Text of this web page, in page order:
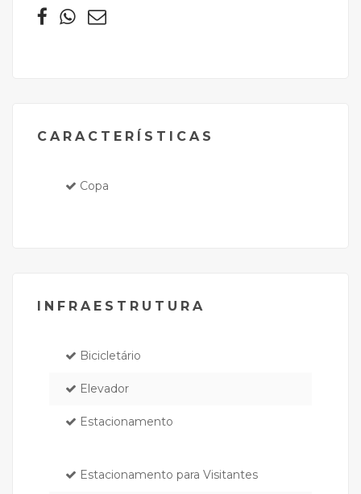
CARACTERÍSTICAS
Copa
INFRAESTRUTURA
Bicicletário
Elevador
Estacionamento
Estacionamento para Visitantes